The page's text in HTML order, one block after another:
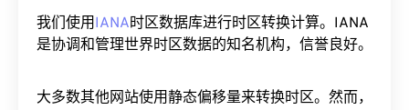
我们使用IANA时区数据库进行时区转换计算。IANA
是协调和管理世界时区数据的知名机构，信誉良好。
大多数其他网站使用静态偏移量来转换时区。然而，